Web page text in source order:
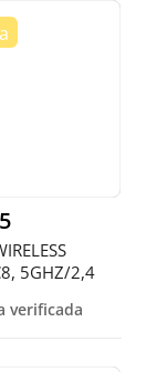
5GHZ/2,4
4 X 6DBI ANT
verificada